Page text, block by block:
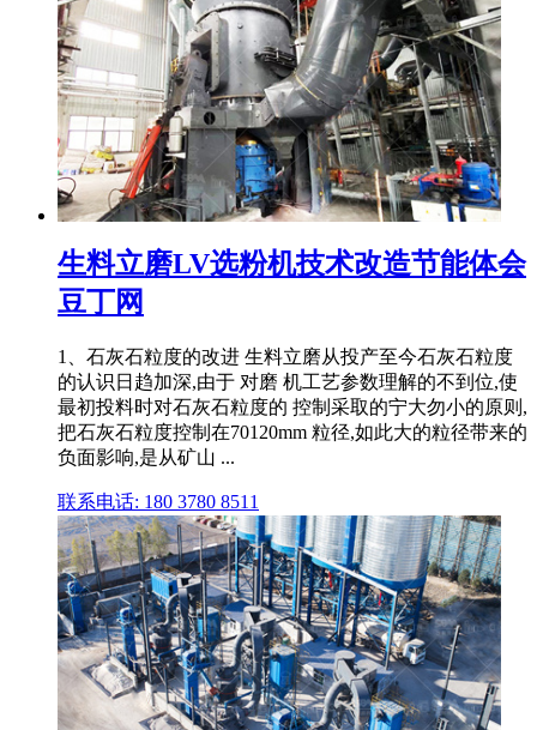
生料立磨LV选粉机技术改造节能体会
豆丁网
1、石灰石粒度的改进 生料立磨从投产至今石灰石粒度
的认识日趋加深,由于 对磨 机工艺参数理解的不到位,使
最初投料时对石灰石粒度的 控制采取的宁大勿小的原则,
把石灰石粒度控制在70120mm 粒径,如此大的粒径带来的
负面影响,是从矿山 ...
联系电话: 180 3780 8511